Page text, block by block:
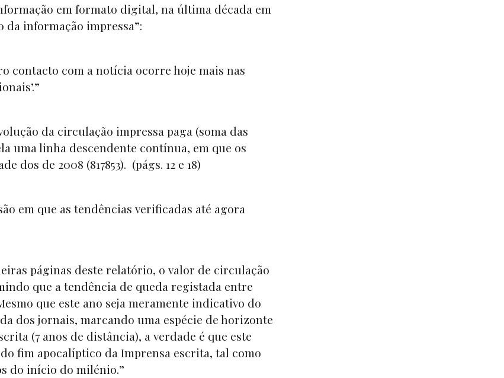
em formato digital, na última década em
informação impressa”:
contacto com a notícia ocorre hoje mais nas
da circulação impressa paga (soma das
uma linha descendente contínua, em que os
dos de 2008 (817853). (págs. 12 e 18)
em que as tendências verificadas até agora
páginas deste relatório, o valor de circulação
que a tendência de queda registada entre
que este ano seja meramente indicativo do
dos jornais, marcando uma espécie de horizonte
(7 anos de distância), a verdade é que este
fim apocalíptico da Imprensa escrita, tal como
do início do milénio.”